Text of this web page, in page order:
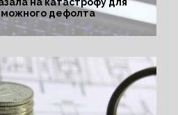
на катастрофу для
дефолта